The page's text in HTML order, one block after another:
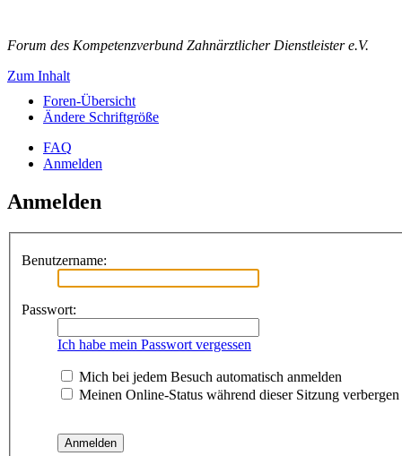
Forum des Kompetenzverbund Zahnärztlicher Dienstleister e.V.
Zum Inhalt
Foren-Übersicht
Ändere Schriftgröße
FAQ
Anmelden
Anmelden
Benutzername:
Passwort:
Ich habe mein Passwort vergessen
Mich bei jedem Besuch automatisch anmelden
Meinen Online-Status während dieser Sitzung verbergen